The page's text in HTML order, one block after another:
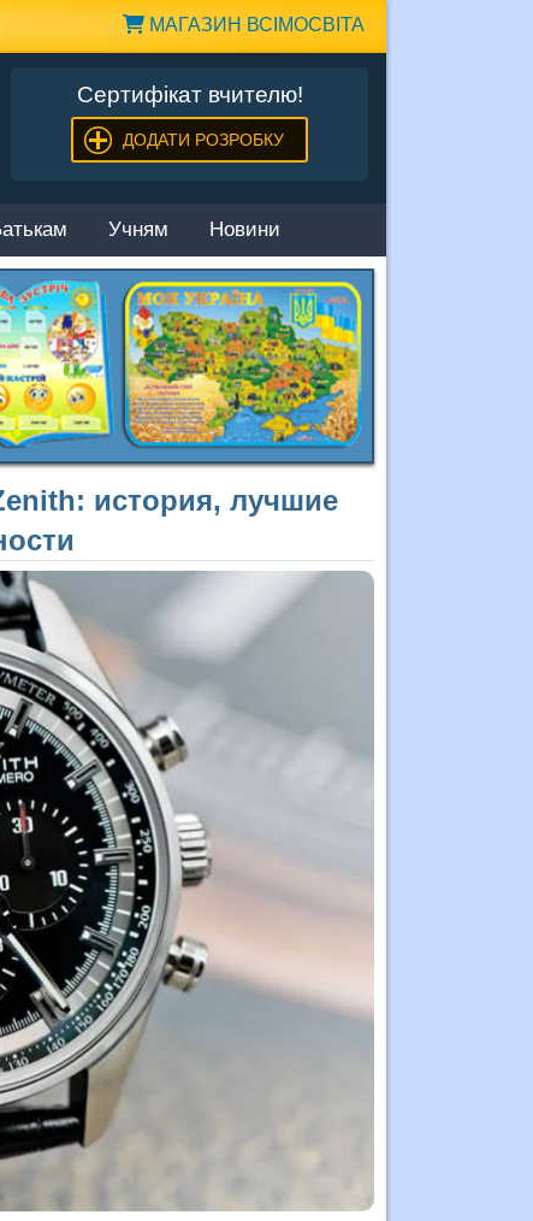
МАГАЗИН ВСІМОСВІТА
Сертифікат вчителю!
ДОДАТИ РОЗРОБКУ
Учням Новини
история, лучшие